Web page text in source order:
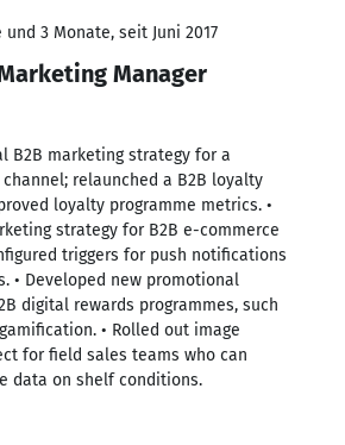
und 3 Monate, seit Juni 2017
Manager
B2B marketing strategy for a
relaunched a B2B loyalty
loyalty programme metrics. •
strategy for B2B e-commerce
triggers for push notifications
• Developed new promotional
digital rewards programmes, such
• Rolled out image
for field sales teams who can
data on shelf conditions.